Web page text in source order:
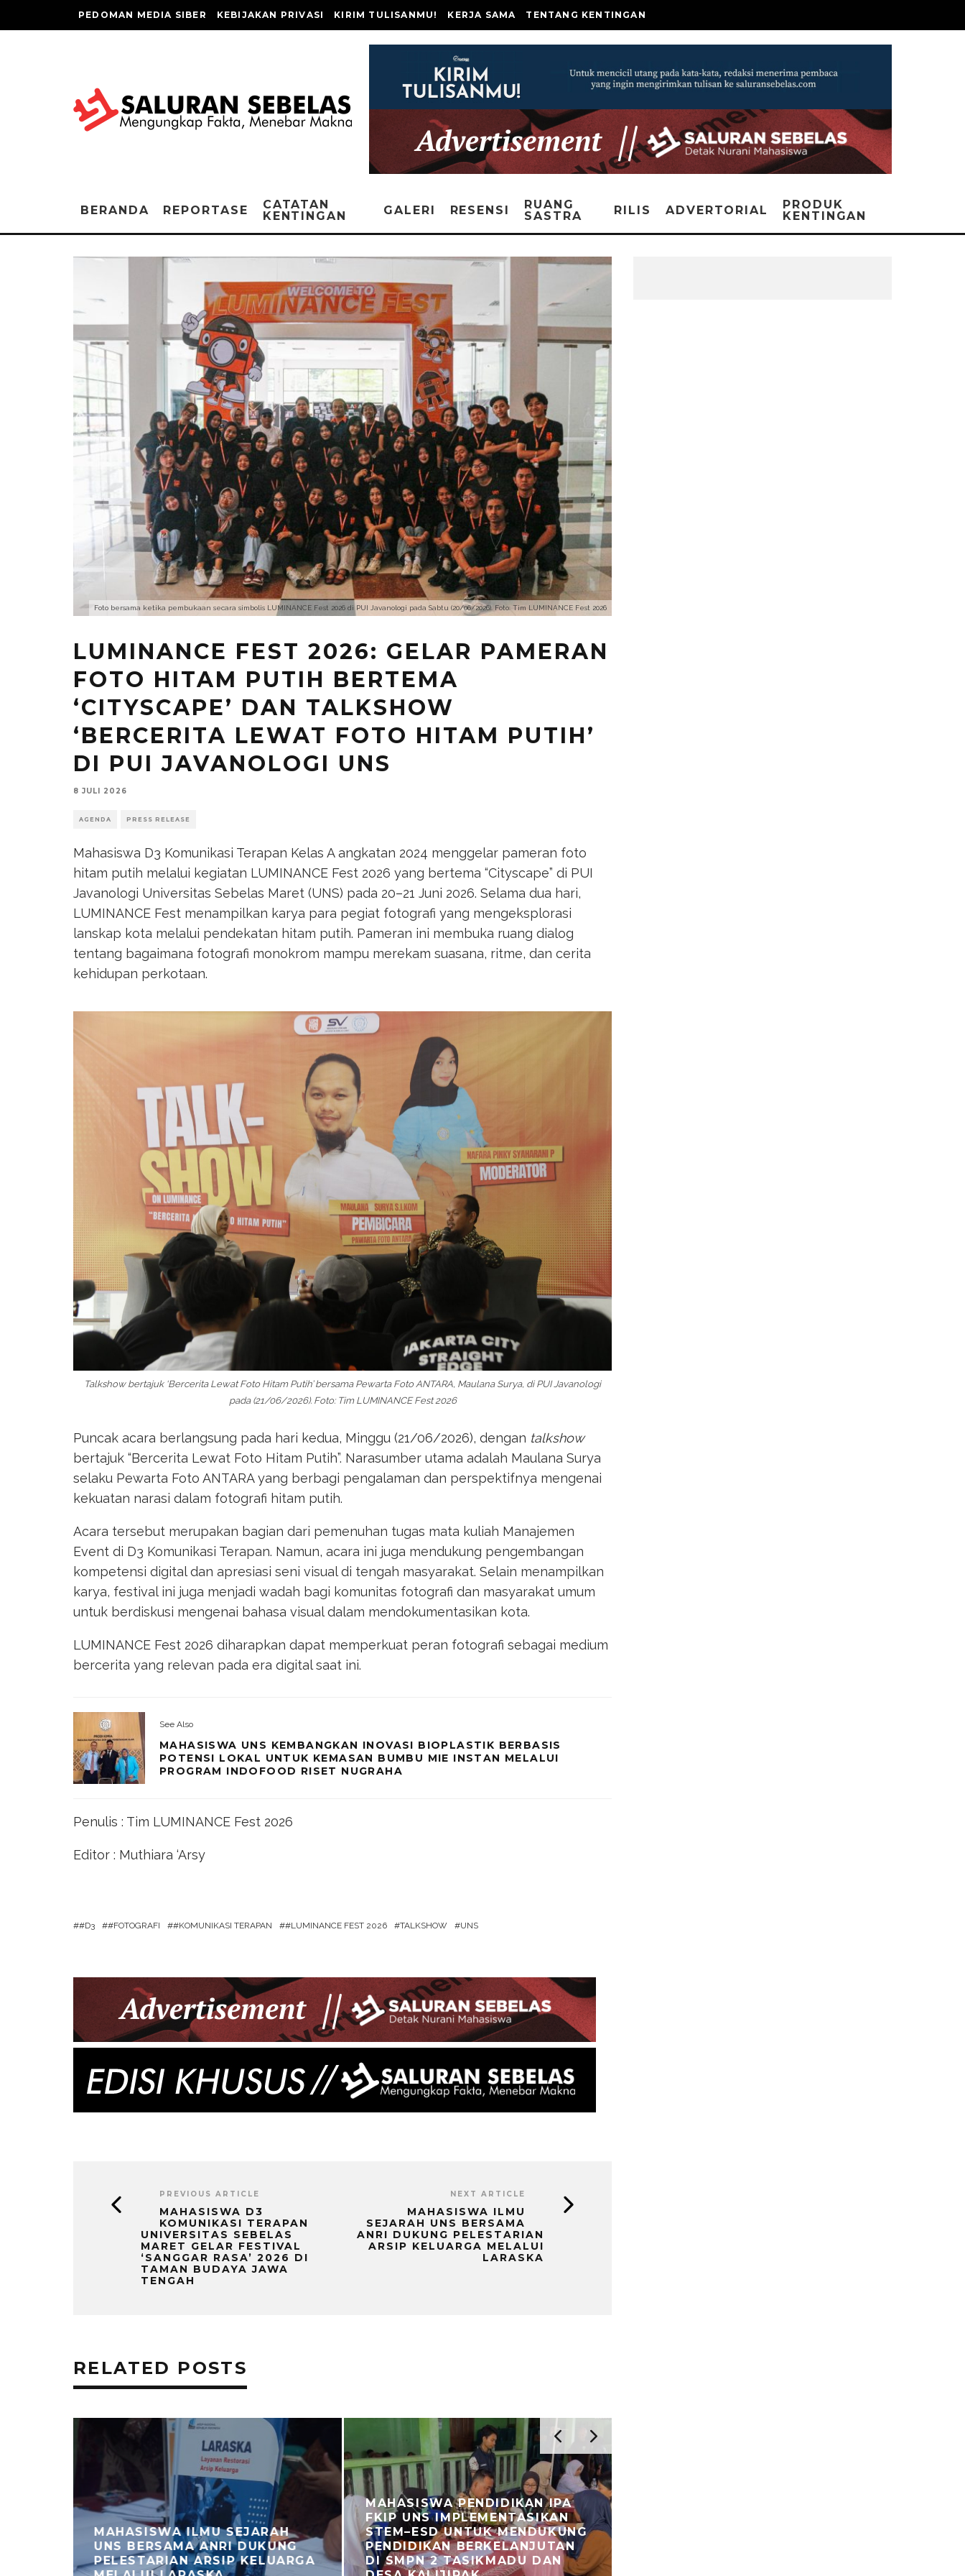
PEDOMAN MEDIA SIBER KEBIJAKAN PRIVASI KIRIM TULISANMU! KERJA SAMA TENTANG KENTINGAN
BERANDA REPORTASE
CATATAN
KENTINGAN
GALERI RESENSI
RUANG
SASTRA
RILIS ADVERTORIAL
PRODUK
KENTINGAN
Foto bersama ketika pembukaan secara simbolis LUMINANCE Fest 2026 di PUI Javanologi pada Sabtu (20/06/2026). Foto: Tim LUMINANCE Fest 2026
LUMINANCE FEST 2026: GELAR PAMERAN
FOTO HITAM PUTIH BERTEMA
‘CITYSCAPE’ DAN TALKSHOW
‘BERCERITA LEWAT FOTO HITAM PUTIH’
DI PUI JAVANOLOGI UNS
8 JULI 2026
AGENDA PRESS RELEASE
Mahasiswa D3 Komunikasi Terapan Kelas A angkatan 2024 menggelar pameran foto
hitam putih melalui kegiatan LUMINANCE Fest 2026 yang bertema “Cityscape” di PUI
Javanologi Universitas Sebelas Maret (UNS) pada 20–21 Juni 2026. Selama dua hari,
LUMINANCE Fest menampilkan karya para pegiat fotografi yang mengeksplorasi
lanskap kota melalui pendekatan hitam putih. Pameran ini membuka ruang dialog
tentang bagaimana fotografi monokrom mampu merekam suasana, ritme, dan cerita
kehidupan perkotaan.
Talkshow bertajuk ‘Bercerita Lewat Foto Hitam Putih’ bersama Pewarta Foto ANTARA, Maulana Surya, di PUI Javanologi
pada (21/06/2026). Foto: Tim LUMINANCE Fest 2026
Puncak acara berlangsung pada hari kedua, Minggu (21/06/2026), dengan talkshow
bertajuk “Bercerita Lewat Foto Hitam Putih”. Narasumber utama adalah Maulana Surya
selaku Pewarta Foto ANTARA yang berbagi pengalaman dan perspektifnya mengenai
kekuatan narasi dalam fotografi hitam putih.
Acara tersebut merupakan bagian dari pemenuhan tugas mata kuliah Manajemen
Event di D3 Komunikasi Terapan. Namun, acara ini juga mendukung pengembangan
kompetensi digital dan apresiasi seni visual di tengah masyarakat. Selain menampilkan
karya, festival ini juga menjadi wadah bagi komunitas fotografi dan masyarakat umum
untuk berdiskusi mengenai bahasa visual dalam mendokumentasikan kota.
LUMINANCE Fest 2026 diharapkan dapat memperkuat peran fotografi sebagai medium
bercerita yang relevan pada era digital saat ini.
See Also
MAHASISWA UNS KEMBANGKAN INOVASI BIOPLASTIK BERBASIS
POTENSI LOKAL UNTUK KEMASAN BUMBU MIE INSTAN MELALUI
PROGRAM INDOFOOD RISET NUGRAHA
Penulis : Tim LUMINANCE Fest 2026
Editor : Muthiara ‘Arsy
#D3 #FOTOGRAFI #KOMUNIKASI TERAPAN #LUMINANCE FEST 2026 TALKSHOW UNS
PREVIOUS ARTICLE
MAHASISWA D3
KOMUNIKASI TERAPAN
UNIVERSITAS SEBELAS
MARET GELAR FESTIVAL
‘SANGGAR RASA’ 2026 DI
TAMAN BUDAYA JAWA
TENGAH
NEXT ARTICLE
MAHASISWA ILMU
SEJARAH UNS BERSAMA
ANRI DUKUNG PELESTARIAN
ARSIP KELUARGA MELALUI
LARASKA
RELATED POSTS
MAHASISWA ILMU SEJARAH
UNS BERSAMA ANRI DUKUNG
PELESTARIAN ARSIP KELUARGA
MAHASISWA PENDIDIKAN IPA
FKIP UNS IMPLEMENTASIKAN
STEM–ESD UNTUK MENDUKUNG
PENDIDIKAN BERKELANJUTAN
DI SMPN 2 TASIKMADU DAN